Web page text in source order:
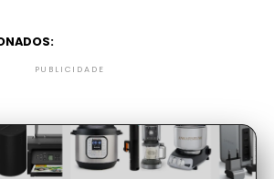
PUBLICIDADE